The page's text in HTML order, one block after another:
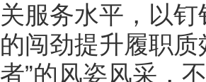
关服务水平，以
的闯劲提升履职
者”的风姿风采，